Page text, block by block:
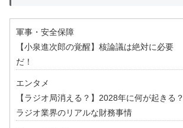
軍事・安全保障
【小泉進次郎の覚醒】核論議は絶対に必要
だ！
エンタメ
【ラジオ局消える？】2028年に何が起きる？
ラジオ業界のリアルな財務事情